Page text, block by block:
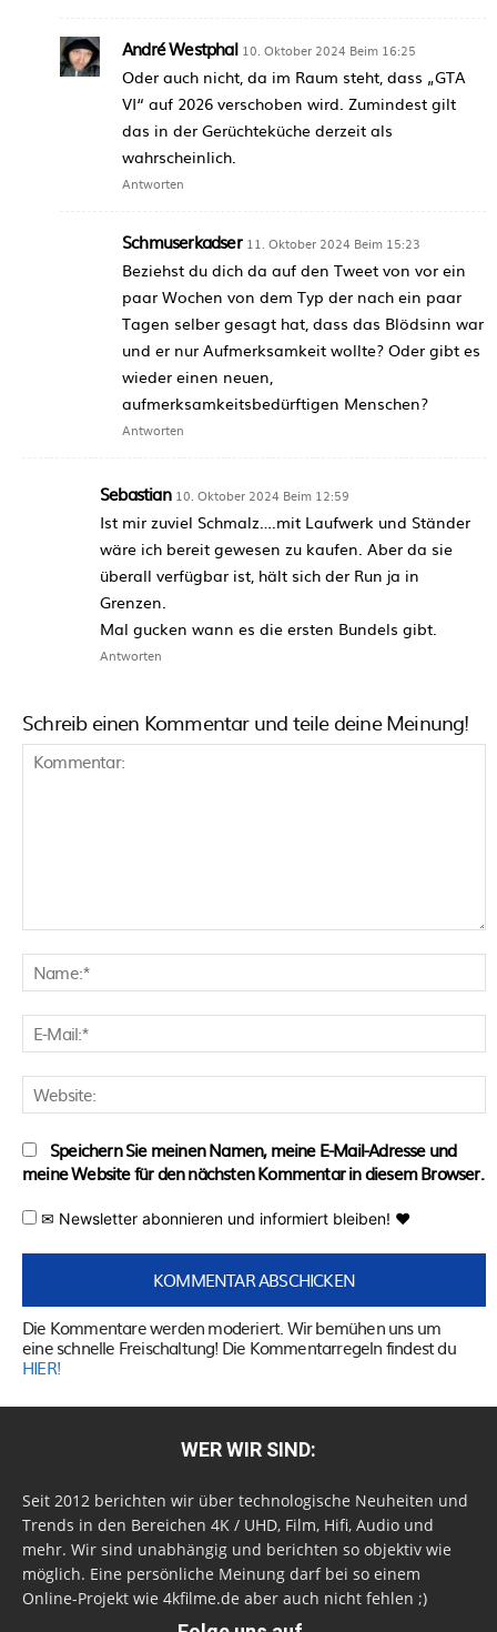
André Westphal 10. Oktober 2024 Beim 16:25
Oder auch nicht, da im Raum steht, dass „GTA
VI“ auf 2026 verschoben wird. Zumindest gilt
das in der Gerüchteküche derzeit als
wahrscheinlich.
Antworten
Schmuserkadser 11. Oktober 2024 Beim 15:23
Beziehst du dich da auf den Tweet von vor ein
paar Wochen von dem Typ der nach ein paar
Tagen selber gesagt hat, dass das Blödsinn war
und er nur Aufmerksamkeit wollte? Oder gibt es
wieder einen neuen,
aufmerksamkeitsbedürftigen Menschen?
Antworten
Sebastian 10. Oktober 2024 Beim 12:59
Ist mir zuviel Schmalz….mit Laufwerk und Ständer
wäre ich bereit gewesen zu kaufen. Aber da sie
überall verfügbar ist, hält sich der Run ja in
Grenzen.
Mal gucken wann es die ersten Bundels gibt.
Antworten
Schreib einen Kommentar und teile deine Meinung!
Speichern Sie meinen Namen, meine E-Mail-Adresse und
meine Website für den nächsten Kommentar in diesem Browser.
✉ Newsletter abonnieren und informiert bleiben! ♥
Die Kommentare werden moderiert. Wir bemühen uns um
eine schnelle Freischaltung! Die Kommentarregeln findest du
HIER!
WER WIR SIND:
Seit 2012 berichten wir über technologische Neuheiten und
Trends in den Bereichen 4K / UHD, Film, Hifi, Audio und
mehr. Wir sind unabhängig und berichten so objektiv wie
möglich. Eine persönliche Meinung darf bei so einem
Online-Projekt wie 4kfilme.de aber auch nicht fehlen ;)